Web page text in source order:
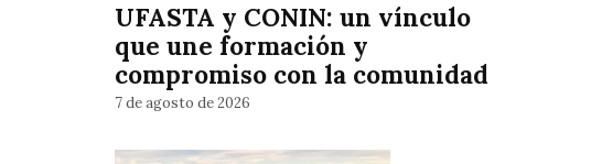
UFASTA y CONIN: un vínculo
que une formación y
compromiso con la comunidad
7 de agosto de 2026